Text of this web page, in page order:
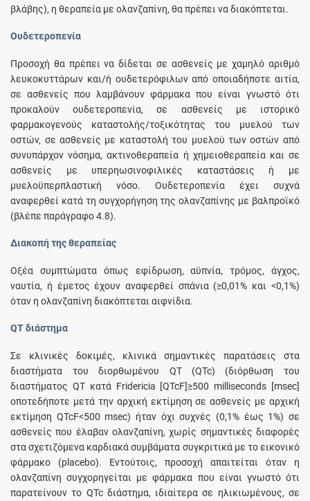
βλάβης), η θεραπεία με ολανζαπίνη, θα πρέπει να διακόπτεται.
Ουδετεροπενία
Προσοχή θα πρέπει να δίδεται σε ασθενείς με χαμηλό αριθμό
λευκοκυττάρων και/ή ουδετερόφιλων από οποιαδήποτε αιτία,
σε ασθενείς που λαμβάνουν φάρμακα που είναι γνωστό ότι
προκαλούν ουδετεροπενία, σε ασθενείς με ιστορικό
φαρμακογενούς καταστολής/τοξικότητας του μυελού των
οστών, σε ασθενείς με καταστολή του μυελού των οστών από
συνυπάρχον νόσημα, ακτινοθεραπεία ή χημειοθεραπεία και σε
ασθενείς με υπερηωσινοφιλικές καταστάσεις ή με
μυελοϋπερπλαστική νόσο. Ουδετεροπενία έχει συχνά
αναφερθεί κατά τη συγχορήγηση της ολανζαπίνης με βαλπροϊκό
(βλέπε παράγραφο 4.8).
Διακοπή της θεραπείας
Οξέα συμπτώματα όπως εφίδρωση, αϋπνία, τρόμος, άγχος,
ναυτία, ή έμετος έχουν αναφερθεί σπάνια (≥0,01% και <0,1%)
όταν η ολανζαπίνη διακόπτεται αιφνίδια.
QT διάστημα
Σε κλινικές δοκιμές, κλινικά σημαντικές παρατάσεις στα
διαστήματα του διορθωμένου QT (QTc) (διόρθωση του
διαστήματος QT κατά Fridericia [QTcF]≥500 milliseconds [msec]
οποτεδήποτε μετά την αρχική εκτίμηση σε ασθενείς με αρχική
εκτίμηση QTcF<500 msec) ήταν όχι συχνές (0,1% έως 1%) σε
ασθενείς που έλαβαν ολανζαπίνη, χωρίς σημαντικές διαφορές
στα σχετιζόμενα καρδιακά συμβάματα συγκριτικά με το εικονικό
φάρμακο (placebo). Εντούτοις, προσοχή απαιτείται όταν η
ολανζαπίνη συγχορηγείται με φάρμακα που είναι γνωστό ότι
παρατείνουν το QTc διάστημα, ιδιαίτερα σε ηλικιωμένους, σε